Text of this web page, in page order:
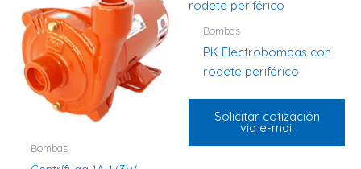
Bombas
Bombas
PK Electrobombas con
rodete periférico
Solicitar cotización
via e-mail